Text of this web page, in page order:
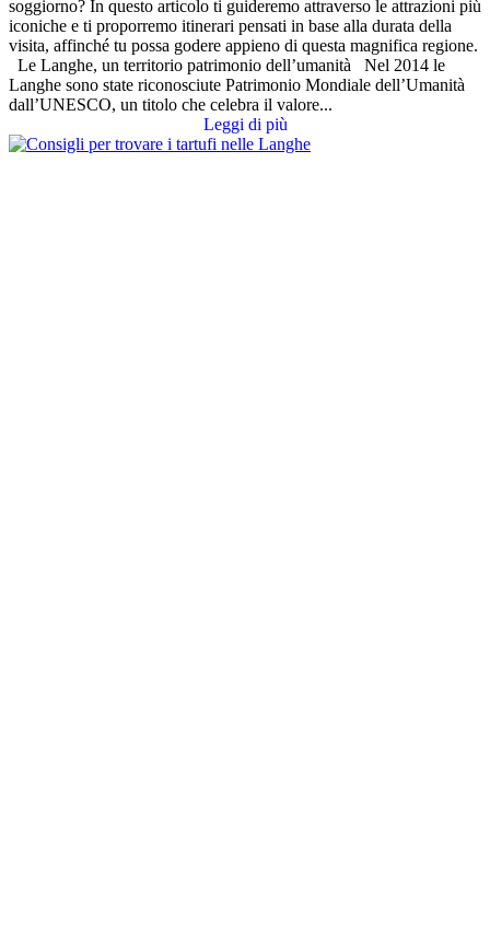
soggiorno? In questo articolo ti guideremo attraverso le attrazioni più
iconiche e ti proporremo itinerari pensati in base alla durata della
visita, affinché tu possa godere appieno di questa magnifica regione.
Le Langhe, un territorio patrimonio dell’umanità Nel 2014 le
Langhe sono state riconosciute Patrimonio Mondiale dell’Umanità
dall’UNESCO, un titolo che celebra il valore...
Leggi di più